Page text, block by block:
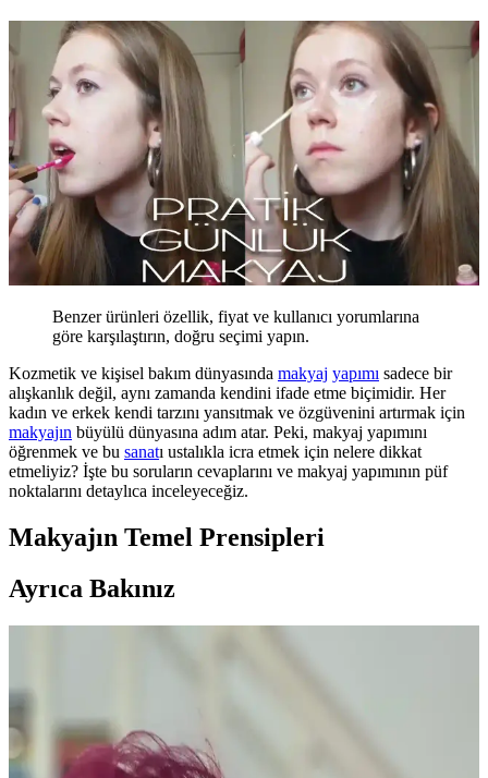
Benzer ürünleri özellik, fiyat ve kullanıcı yorumlarına
göre karşılaştırın, doğru seçimi yapın.
Kozmetik ve kişisel bakım dünyasında makyaj yapımı sadece bir
alışkanlık değil, aynı zamanda kendini ifade etme biçimidir. Her
kadın ve erkek kendi tarzını yansıtmak ve özgüvenini artırmak için
makyajın büyülü dünyasına adım atar. Peki, makyaj yapımını
öğrenmek ve bu sanatı ustalıkla icra etmek için nelere dikkat
etmeliyiz? İşte bu soruların cevaplarını ve makyaj yapımının püf
noktalarını detaylıca inceleyeceğiz.
Makyajın Temel Prensipleri
Ayrıca Bakınız
Yaşlanma ile makyajın kırışıklıklara dolması kuru ciltlerde daha
belirgindir. Doğru nemlendirme, uygun ürün seçimi ve minimal
uygulama teknikleriyle bu sorun azaltılabilir.